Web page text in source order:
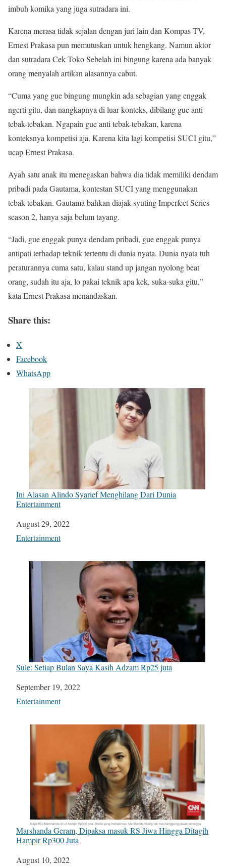
imbuh komika yang juga sutradara ini.
Karena merasa tidak sejalan dengan juri lain dan Kompas TV,
Ernest Prakasa pun memutuskan untuk hengkang. Namun aktor
dan sutradara Cek Toko Sebelah ini bingung karena ada banyak
orang menyalah artikan alasannya cabut.
“Cuma yang gue bingung mungkin ada sebagian yang enggak
ngerti gitu, dan nangkapnya di luar konteks, dibilang gue anti
tebak-tebakan. Ngapain gue anti tebak-tebakan, karena
konteksnya kompetisi aja. Karena kita lagi kompetisi SUCI gitu,”
ucap Ernest Prakasa.
Ayah satu anak itu menegaskan bahwa dia tidak memiliki dendam
pribadi pada Gautama, kontestan SUCI yang menggunakan
tebak-tebakan. Gautama bahkan diajak syuting Imperfect Series
season 2, hanya saja belum tayang.
“Jadi, gue enggak punya dendam pribadi, gue enggak punya
antipati terhadap teknik tertentu di dunia nyata. Dunia nyata tuh
peraturannya cuma satu, kalau stand up jangan nyolong beat
orang, sudah itu aja, lo pakai teknik apa kek, suka-suka gitu,”
kata Ernest Prakasa menandaskan.
Share this:
X
Facebook
WhatsApp
Ini Alasan Alindo Syarief Menghilang Dari Dunia
Entertainment
Date
August 29, 2022
In relation to
Entertainment
Sule: Setiap Bulan Saya Kasih Adzam Rp25 juta
Date
September 19, 2022
In relation to
Entertainment
Marshanda Geram, Dipaksa masuk RS Jiwa Hingga Ditagih
Hampir Rp300 Juta
Date
August 10, 2022